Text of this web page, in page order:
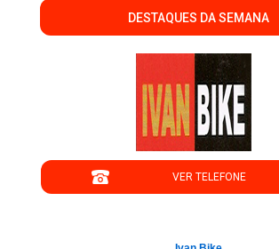
DESTAQUES DA SEMANA
VER TELEFONE